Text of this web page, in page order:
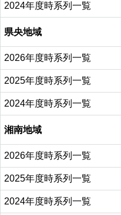
2024年度時系列一覧
県央地域
2026年度時系列一覧
2025年度時系列一覧
2024年度時系列一覧
湘南地域
2026年度時系列一覧
2025年度時系列一覧
2024年度時系列一覧